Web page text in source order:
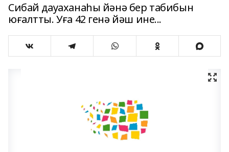
Сибай дауаханаһы йәнә бер табибын
юғалтты. Уға 42 генә йәш ине...